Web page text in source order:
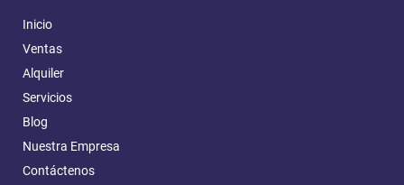
Inicio
Ventas
Alquiler
Servicios
Blog
Nuestra Empresa
Contáctenos